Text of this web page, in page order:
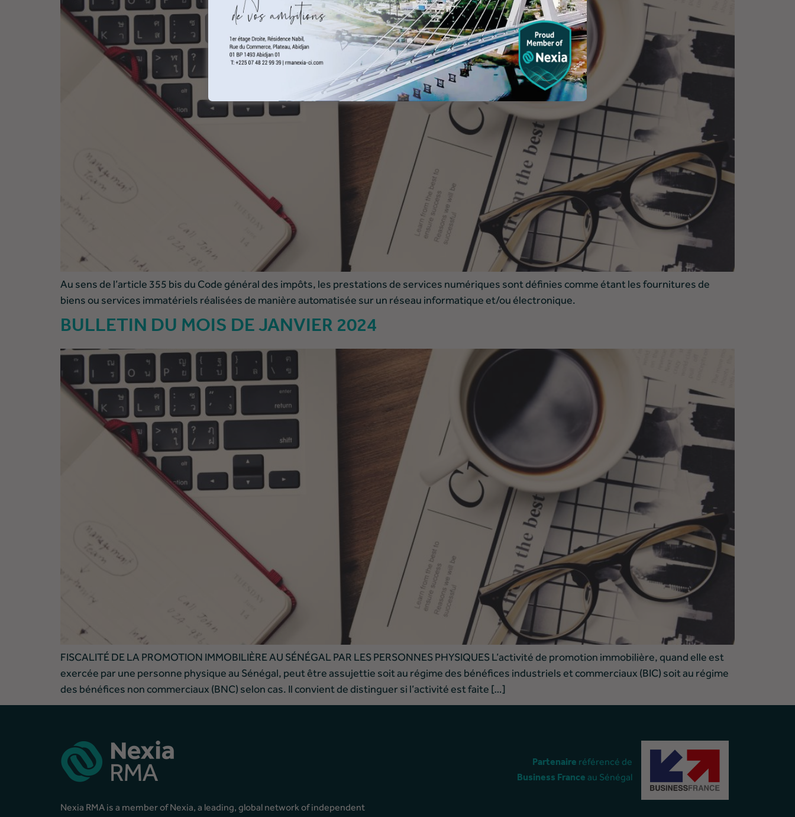
Au sens de l’article 355 bis du Code général des impôts, les prestations de services numériques sont définies comme étant les fournitures de
biens ou services immatériels réalisées de manière automatisée sur un réseau informatique et/ou électronique.
BULLETIN DU MOIS DE JANVIER 2024
FISCALITÉ DE LA PROMOTION IMMOBILIÈRE AU SÉNÉGAL PAR LES PERSONNES PHYSIQUES L’activité de promotion immobilière, quand elle est
exercée par une personne physique au Sénégal, peut être assujettie soit au régime des bénéfices industriels et commerciaux (BIC) soit au régime
des bénéfices non commerciaux (BNC) selon cas. Il convient de distinguer si l’activité est faite […]
Nexia RMA is a member of Nexia, a leading, global network of independent
Partenaire référencé de
Business France au Sénégal